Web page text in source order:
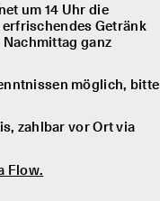
um 14 Uhr die
erfrischendes Getränk
ganz
möglich, bitte
zahlbar vor Ort via
Flow.